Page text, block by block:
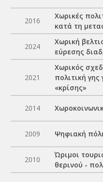
2016
Χωρικές
κατά τη
2024
Χωρική
εύρεσης
2021
Χωρικός
πολιτική
«κρίσης»
2014
2009 Ψηφιακή
2010
Ώριμοι
θερινού -